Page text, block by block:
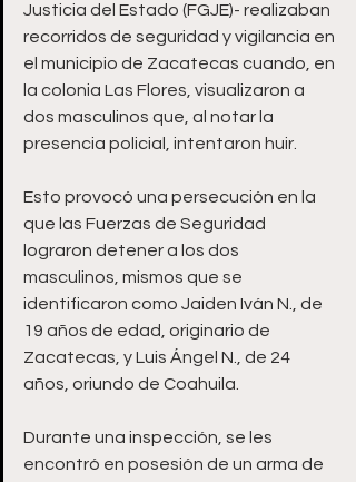
Justicia del Estado (FGJE)- realizaban
recorridos de seguridad y vigilancia en
el municipio de Zacatecas cuando, en
la colonia Las Flores, visualizaron a
dos masculinos que, al notar la
presencia policial, intentaron huir.
Esto provocó una persecución en la
que las Fuerzas de Seguridad
lograron detener a los dos
masculinos, mismos que se
identificaron como Jaiden Iván N., de
19 años de edad, originario de
Zacatecas, y Luis Ángel N., de 24
años, oriundo de Coahuila.
Durante una inspección, se les
encontró en posesión de un arma de